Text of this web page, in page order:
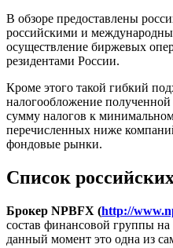
В обзоре предоставлены
российскими и
осуществление биржевых
резидентами России.
Кроме этого такой гибкий
налогообложение
сумму налогов к
перечисленных ниже
фондовые рынки.
Список
Брокер NPBFX (http://
состав финансовой группы
данный момент это одна из